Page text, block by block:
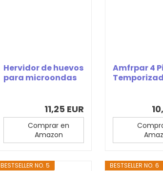
Hervidor de huevos
para microondas
11,25 EUR
Comprar en
Amazon
Amfrpar 4
BESTSELLER NO. 5 BESTSELLER NO. 6